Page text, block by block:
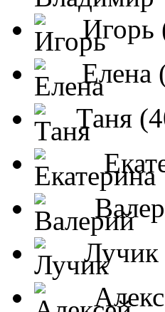
Игорь
Елена
Таня
Лучик